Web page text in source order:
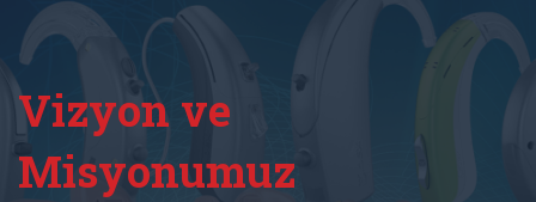
Vizyon ve
Misyonumuz